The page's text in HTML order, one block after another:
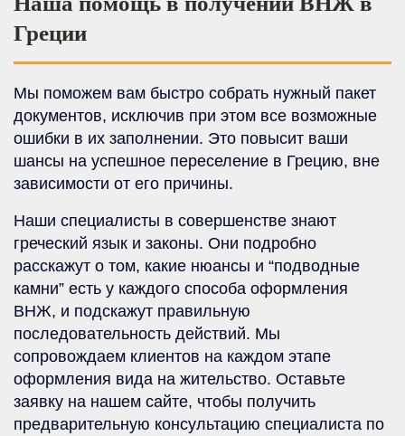
Греции
Мы поможем вам быстро собрать нужный пакет
документов, исключив при этом все возможные
ошибки в их заполнении. Это повысит ваши
шансы на успешное переселение в Грецию, вне
зависимости от его причины.
Наши специалисты в совершенстве знают
греческий язык и законы. Они подробно
расскажут о том, какие нюансы и “подводные
камни” есть у каждого способа оформления
ВНЖ, и подскажут правильную
последовательность действий. Мы
сопровождаем клиентов на каждом этапе
оформления вида на жительство. Оставьте
заявку на нашем сайте, чтобы получить
предварительную консультацию специалиста по